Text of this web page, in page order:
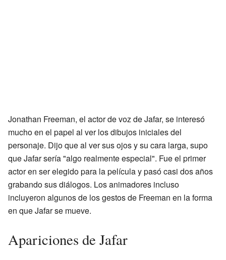
Jonathan Freeman, el actor de voz de Jafar, se interesó
mucho en el papel al ver los dibujos iniciales del
personaje. Dijo que al ver sus ojos y su cara larga, supo
que Jafar sería "algo realmente especial". Fue el primer
actor en ser elegido para la película y pasó casi dos años
grabando sus diálogos. Los animadores incluso
incluyeron algunos de los gestos de Freeman en la forma
en que Jafar se mueve.
Apariciones de Jafar